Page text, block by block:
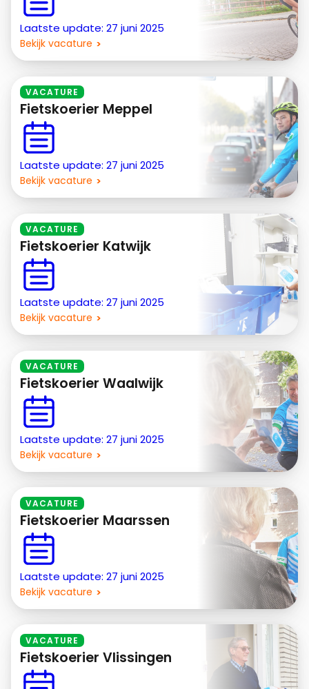
Laatste update: 27 juni 2025
Bekijk vacature
VACATURE
Fietskoerier Meppel
Laatste update: 27 juni 2025
Bekijk vacature
VACATURE
Fietskoerier Katwijk
Laatste update: 27 juni 2025
Bekijk vacature
VACATURE
Fietskoerier Waalwijk
Laatste update: 27 juni 2025
Bekijk vacature
VACATURE
Fietskoerier Maarssen
Laatste update: 27 juni 2025
Bekijk vacature
VACATURE
Fietskoerier Vlissingen